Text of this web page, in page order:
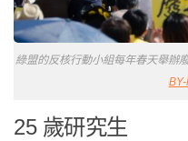
綠盟的反核行動小組每年春天舉辦
25 歲研究生